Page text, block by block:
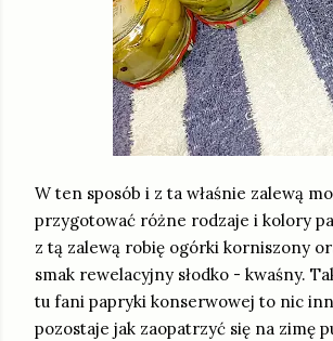
W ten sposób i z ta właśnie zalewą
przygotować różne rodzaje i kolory
z tą zalewą robię ogórki korniszony
smak rewelacyjny słodko - kwaśny.
tu fani papryki konserwowej to nic
pozostaje jak zaopatrzyć się na zimę